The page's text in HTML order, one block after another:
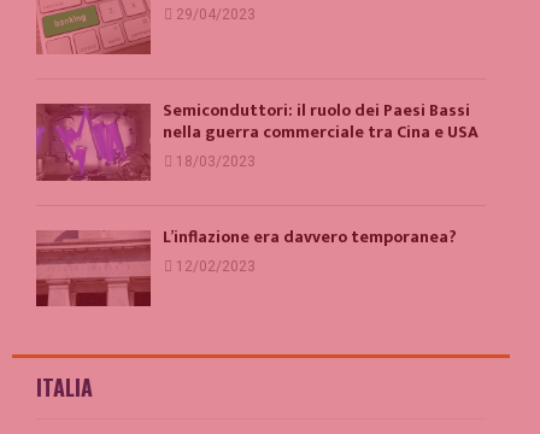
29/04/2023
Semiconduttori: il ruolo dei Paesi Bassi
nella guerra commerciale tra Cina e USA
18/03/2023
L’inflazione era davvero temporanea?
12/02/2023
ITALIA